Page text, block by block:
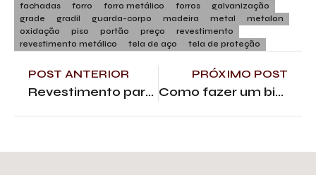
fachadas
forro forro metálico forros
galvanização
grade
gradil guarda-corpo madeira metal
metalon
oxidação
piso portão preço
revestimento
revestimento metálico
tela de aço tela de proteção
POST ANTERIOR
Revestimento para muro externo: por que escolher o metal?
PRÓXIMO POST
Como fazer um biombo? Dicas decorativas e arquitetônicas